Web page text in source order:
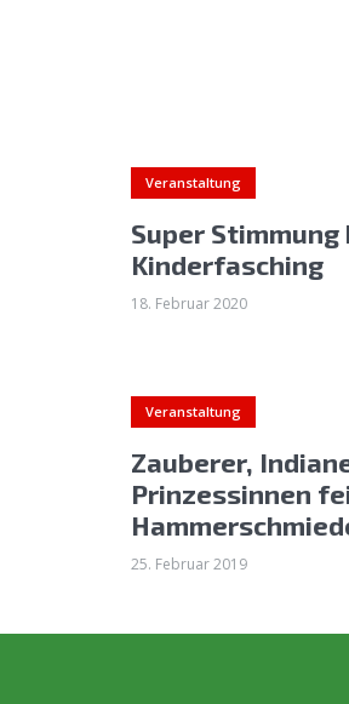
Veranstaltung
Super Stimmung
Kinderfasching
18. Februar 2020
Veranstaltung
Zauberer,
Prinzessinnen
25. Februar 2019